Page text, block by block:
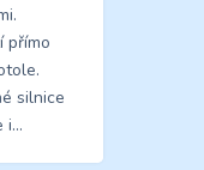
přímo
silnice
i…